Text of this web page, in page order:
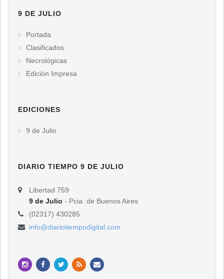
9 DE JULIO
Portada
Clasificados
Necrológicas
Edición Impresa
EDICIONES
9 de Julio
DIARIO TIEMPO 9 DE JULIO
Libertad 759
9 de Julio - Pcia. de Buenos Aires
(02317) 430285
info@diariotiempodigital.com